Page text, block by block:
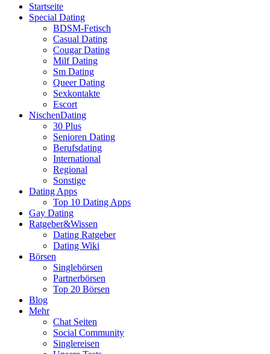
Startseite
Special Dating
BDSM-Fetisch
Casual Dating
Cougar Dating
Milf Dating
Sm Dating
Queer Dating
Sexkontakte
Escort
NischenDating
30 Plus
Senioren Dating
Berufsdating
International
Regional
Sonstige
Dating Apps
Top 10 Dating Apps
Gay Dating
Ratgeber&Wissen
Dating Ratgeber
Dating Wiki
Börsen
Singlebörsen
Partnerbörsen
Top 20 Börsen
Blog
Mehr
Chat Seiten
Social Community
Singlereisen